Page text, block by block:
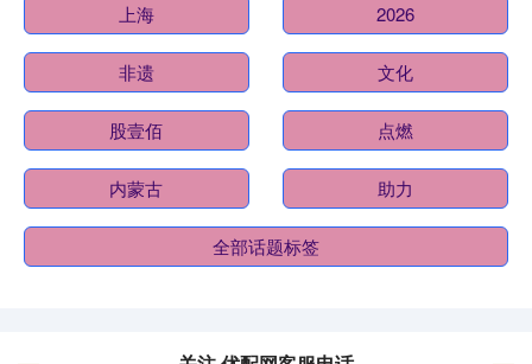
上海 2026
非遗 文化
股壹佰 点燃
内蒙古 助力
全部话题标签